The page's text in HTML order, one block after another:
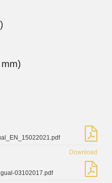
Download
03102017.pdf